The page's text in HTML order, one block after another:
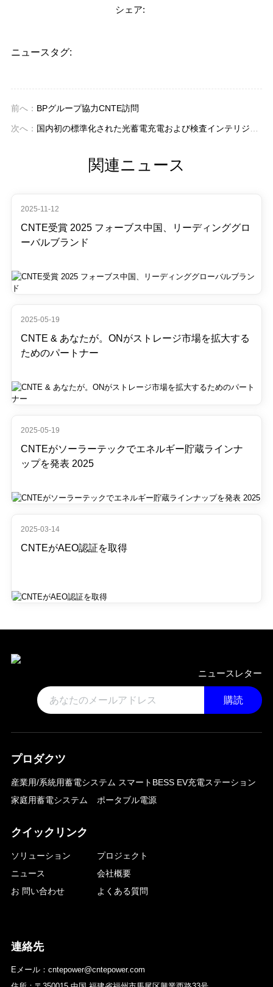
シェア:
ニュースタグ:
前へ： BPグループ協力CNTE訪問
次へ： 国内初の標準化された光蓄電充電および検査インテリジェントスーパーチャージャーステーションが福建省で使用開始されました.
関連ニュース
2025-11-12
CNTE受賞 2025 フォーブス中国、リーディンググロ
ーバルブランド
2025-05-19
CNTE & あなたが。ONがストレージ市場を拡大する
ためのパートナー
2025-05-19
CNTEがソーラーテックでエネルギー貯蔵ラインナ
ップを発表 2025
2025-03-14
CNTEがAEO認証を取得
ニュースレター
購読
プロダクツ
産業用/系統用蓄電システム スマートBESS EV充電ステーション
家庭用蓄電システム
ポータブル電源
クイックリンク
ソリューション
プロジェクト
ニュース
会社概要
お 問い合わせ
よくある質問
連絡先
Eメール：cntepower@cntepower.com